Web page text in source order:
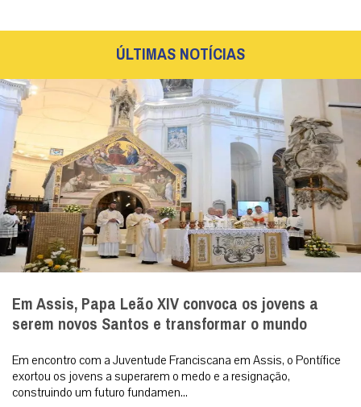
ÚLTIMAS NOTÍCIAS
Em Assis, Papa Leão XIV convoca os jovens a
serem novos Santos e transformar o mundo
Em encontro com a Juventude Franciscana em Assis, o Pontífice
exortou os jovens a superarem o medo e a resignação,
construindo um futuro fundamen...